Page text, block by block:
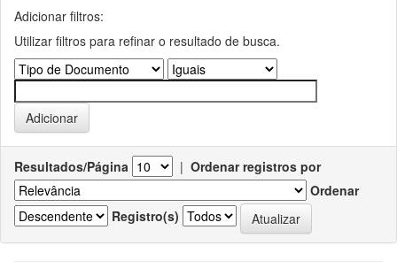
Adicionar filtros:
Utilizar filtros para refinar o resultado de busca.
Resultados/Página | Ordenar registros por
Ordenar
Registro(s)